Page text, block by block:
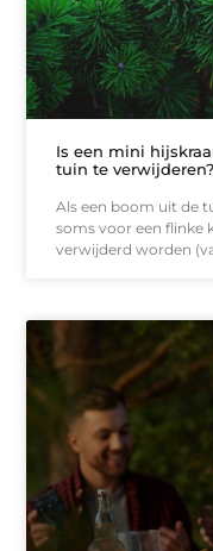
Is een mini
tuin te verwijderen?
Als een boom uit de
soms voor een flinke
verwijderd worden